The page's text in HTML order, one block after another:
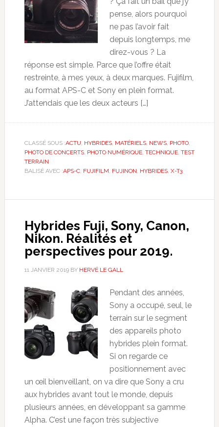
pense, alors pourquoi
ne pas l’avoir fait
depuis longtemps, me
direz-vous ? La
réponse est simple. Parce que l’offre était
restreinte, à mes yeux, à deux marques. Fujifilm,
au format APS-C et Sony en plein format.
J’attendais que les deux acteurs […]
CLASSÉ SOUS :ACTU HYBRIDES, MATÉRIELS, NEWS, PHOTO,
PHOTO DE CONCERTS, PHOTO NUMÉRIQUE, TECHNIQUE, TEST
TERRAIN
BALISÉ AVEC :APS-C, FUJIFILM FUJINON HYBRIDES, X-T3
Hybrides Fuji, Sony, Canon,
Nikon. Réalités et
perspectives pour 2019.
11 JANVIER 2019BY HERVÉ LE GALL
Pendant des années,
Sony a occupé, seul, le
terrain sur le segment
des appareils photo
hybrides plein format.
Si on regarde ce
positionnement avec
un œil bienveillant, on va dire que Sony a cru
aux hybrides avant tout le monde, depuis
plusieurs années, en développant sa gamme
Alpha. C’est une façon très subjective